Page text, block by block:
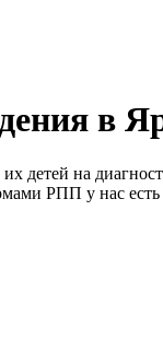
в
детей на
РПП у нас